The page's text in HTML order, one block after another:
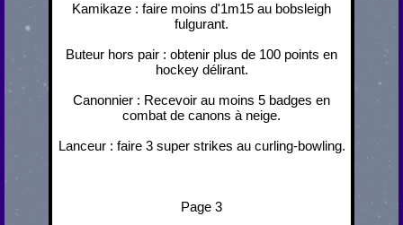
Kamikaze : faire moins d'1m15 au bobsleigh
fulgurant.
Buteur hors pair : obtenir plus de 100 points en
hockey délirant.
Canonnier : Recevoir au moins 5 badges en
combat de canons à neige.
Lanceur : faire 3 super strikes au curling-bowling.
Page 3